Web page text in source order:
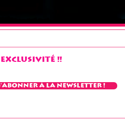
bon week-end
"chaleureux" à tous !
!!
à la Newsletter !